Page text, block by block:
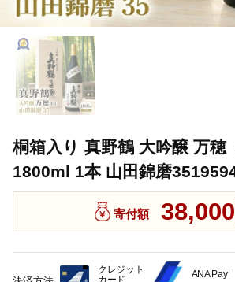
桐箱入り 真野鶴 大吟醸 万穂
1800ml 1本 山田錦磨
寄付額
クレジット
カード
ANA Pay